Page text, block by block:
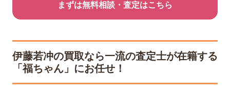
まずは無料相談・査定はこちら
伊藤若冲の買取なら一流の査定士が在籍する
「福ちゃん」にお任せ！